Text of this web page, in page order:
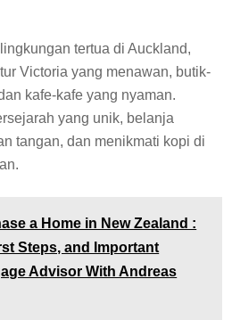
tertua di Auckland,
Victoria yang menawan, butik-
kafe-kafe yang nyaman.
yang unik, belanja
tangan, dan menikmati kopi di
a Home in New Zealand :
Steps, and Important
Advisor With Andreas